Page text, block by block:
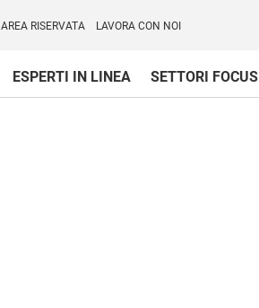
AREA RISERVATA LAVORA CON NOI
ESPERTI IN LINEA
SETTORI FOCUS